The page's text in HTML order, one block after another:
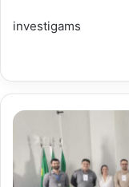
investigams